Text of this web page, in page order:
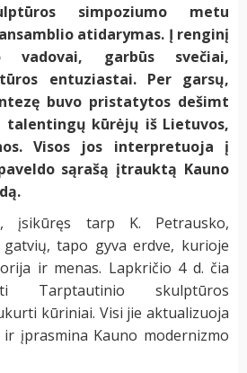
simpoziumo metu
atidarymas. Į renginį
vadovai, garbūs svečiai,
entuziastai. Per garsų,
buvo pristatytos dešimt
talentingų kūrėjų iš Lietuvos,
Visos jos interpretuoja į
sąrašą įtrauktą Kauno
įsikūręs tarp K. Petrausko,
tapo gyva erdve, kurioje
ir menas. Lapkričio 4 d. čia
Tarptautinio skulptūros
kūriniai. Visi jie aktualizuoja
įprasmina Kauno modernizmo